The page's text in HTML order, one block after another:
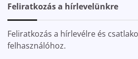
Feliratkozás a hírlevelünkre
Feliratkozás a hírlevélre és
felhasználóhoz.